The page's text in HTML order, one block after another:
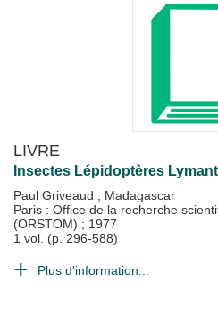
LIVRE
Insectes Lépidoptères
Paul Griveaud ; Madagascar
Paris : Office de la recherche
(ORSTOM) ; 1977
1 vol. (p. 296-588)
Plus d'information...